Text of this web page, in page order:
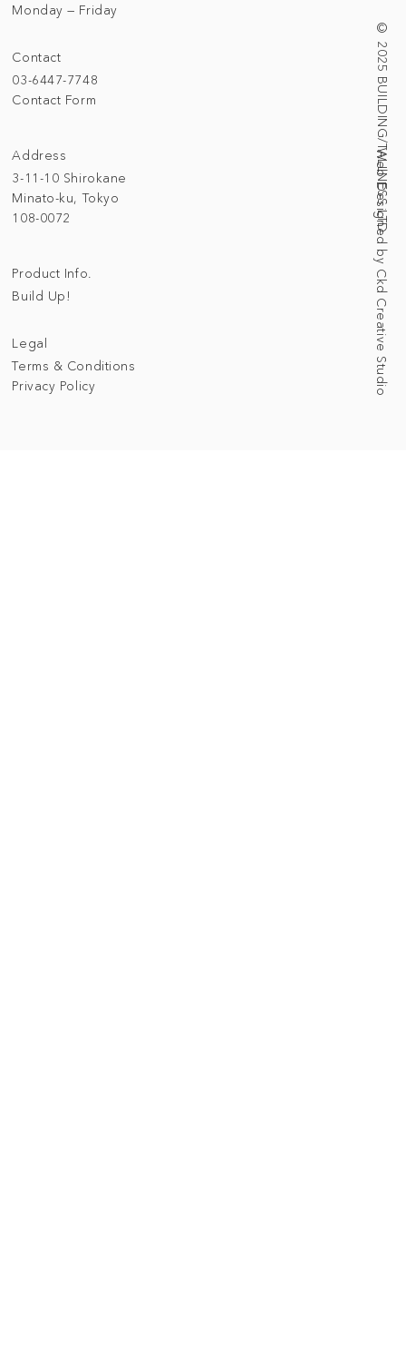
Address
3-11-10 Shirokane
Minato-ku, Tokyo
108-0072
© 2025 BUILDING/TALLNESS LTD.
Web Designed by Ckd Creative Studio
Contact
03-6447-7748
Contact Form
Monday — Friday
Legal
Terms & Conditions
Privacy Policy
Product Info.
Build Up!